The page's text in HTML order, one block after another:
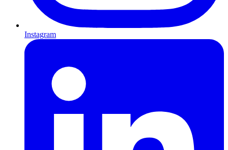
Instagram